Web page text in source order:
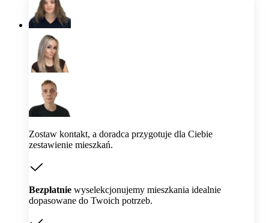
Zostaw kontakt, a doradca przygotuje dla Ciebie
zestawienie mieszkań.
Bezpłatnie wyselekcjonujemy mieszkania idealnie
dopasowane do Twoich potrzeb.